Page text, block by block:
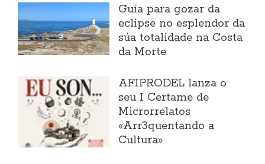
Guía para gozar da
eclipse no esplendor da
súa totalidade na Costa
da Morte
AFIPRODEL lanza o
seu I Certame de
Microrrelatos
«Arr3quentando a
Cultura»